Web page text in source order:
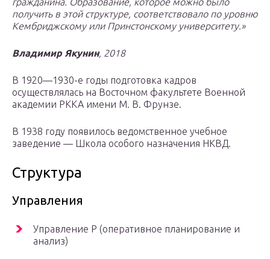
получить в этой структуре, соответствовало по уровню
Кембриджскому или Принстонскому университету.»
Владимир Якунин, 2018
В 1920—1930-е годы подготовка кадров
осуществлялась на Восточном факультете Военной
академии РККА имени М. В. Фрунзе.
В 1938 году появилось ведомственное учебное
заведение — Школа особого назначения НКВД.
Структура
Управления
Управление Р (оперативное планирование и
анализ)